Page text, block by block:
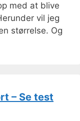
med at blive
vil jeg
størrelse. Og
– Se test